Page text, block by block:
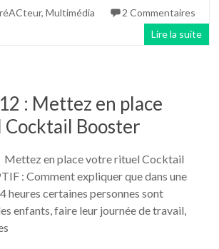
,Multimédia
2 Commentaires
Lire la suite
: Mettez en place
Booster
en place votre rituel Cocktail
: Comment expliquer que dans une
heures certaines personnes sont
enfants, faire leur journée de travail,